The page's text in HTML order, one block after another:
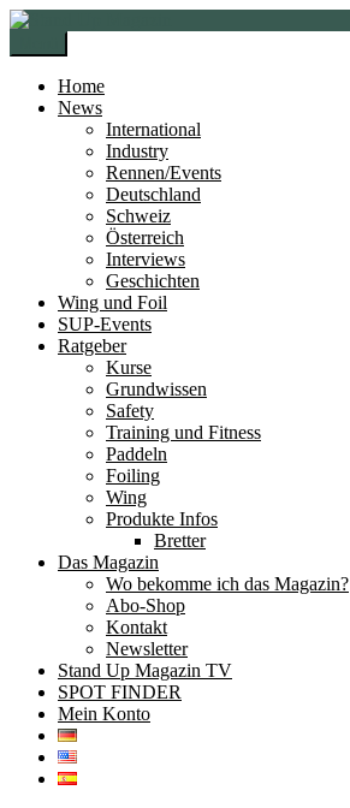
Zur
Navigation
springen
Zum
springen
Home
News
International
Industry
Rennen/Events
Deutschland
Schweiz
Österreich
Interviews
Geschichten
Wing und Foil
SUP-Events
Ratgeber
Kurse
Grundwissen
Safety
Training und Fitness
Paddeln
Foiling
Wing
Produkte Infos
Bretter
Das Magazin
Wo bekomme ich das Magazin?
Abo-Shop
Kontakt
Newsletter
Stand Up Magazin TV
SPOT FINDER
Mein Konto